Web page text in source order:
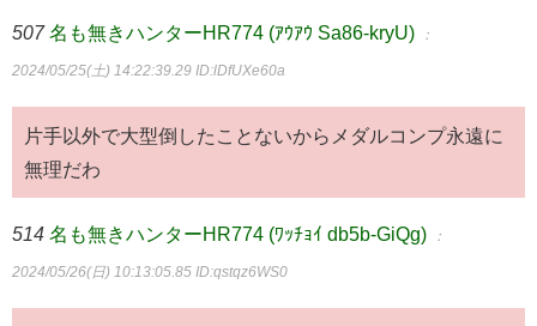
507 名も無きハンターHR774 (ｱｳｱｳ Sa86-kryU) ：
2024/05/25(土) 14:22:39.29 ID:lDfUXe60a
片手以外で大型倒したことないからメダルコンプ永遠に
無理だわ
514 名も無きハンターHR774 (ﾜｯﾁｮｲ db5b-GiQg) ：
2024/05/26(日) 10:13:05.85 ID:qstqz6WS0